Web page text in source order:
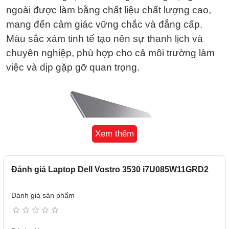
ngoài được làm bằng chất liệu chất lượng cao,
mang đến cảm giác vững chắc và đẳng cấp.
Màu sắc xám tinh tế tạo nên sự thanh lịch và
chuyên nghiệp, phù hợp cho cả môi trường làm
việc và dịp gặp gỡ quan trọng.
Xem thêm
Đánh giá Laptop Dell Vostro 3530 i7U085W11GRD2
Đánh giá sản phẩm